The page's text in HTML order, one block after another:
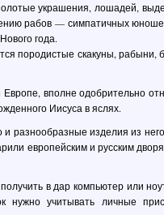
украшения, лошадей,
рабов — симпатичных
года.
породистые скакуны, рабыни,
вполне одобрительно
Иисуса в яслях.
разнообразные изделия из
европейским и русским
в дар компьютер или
учитывать личные